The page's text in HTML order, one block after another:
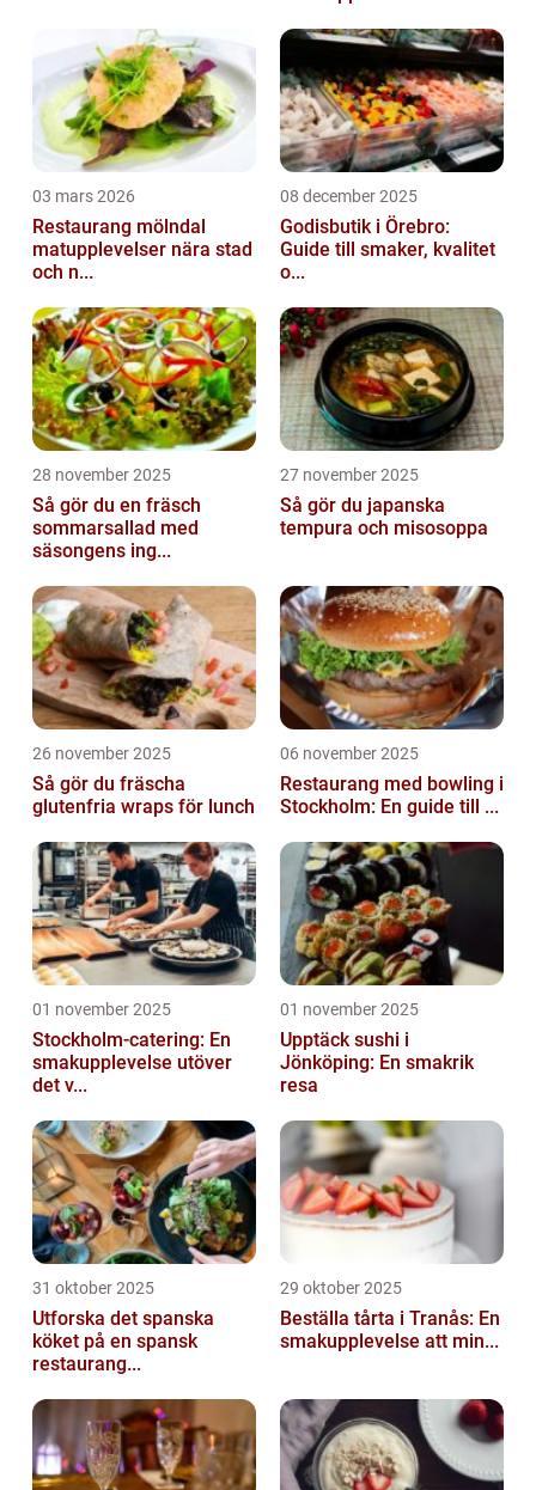
03 mars 2026
Restaurang mölndal
matupplevelser nära stad
och n...
08 december 2025
Godisbutik i Örebro:
Guide till smaker, kvalitet
o...
28 november 2025
Så gör du en fräsch
sommarsallad med
säsongens ing...
27 november 2025
Så gör du japanska
tempura och misosoppa
26 november 2025
Så gör du fräscha
glutenfria wraps för lunch
06 november 2025
Restaurang med bowling i
Stockholm: En guide till ...
01 november 2025
Stockholm-catering: En
smakupplevelse utöver
det v...
01 november 2025
Upptäck sushi i
Jönköping: En smakrik
resa
31 oktober 2025
Utforska det spanska
köket på en spansk
restaurang...
29 oktober 2025
Beställa tårta i Tranås: En
smakupplevelse att min...